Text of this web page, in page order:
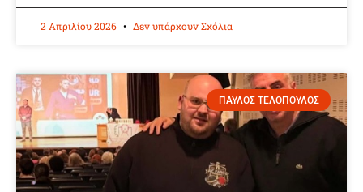
2 Απριλίου 2026 Δεν υπάρχουν Σχόλια
ΠΑΥΛΟΣ ΤΕΛΟΠΟΥΛΟΣ